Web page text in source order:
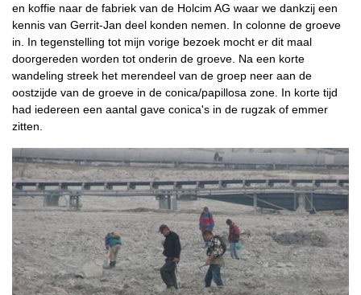
en koffie naar de fabriek van de Holcim AG waar we dankzij een
kennis van Gerrit-Jan deel konden nemen. In colonne de groeve
in. In tegenstelling tot mijn vorige bezoek mocht er dit maal
doorgereden worden tot onderin de groeve. Na een korte
wandeling streek het merendeel van de groep neer aan de
oostzijde van de groeve in de conica/papillosa zone. In korte tijd
had iedereen een aantal gave conica's in de rugzak of emmer
zitten.